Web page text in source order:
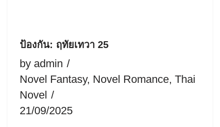
ป้องกัน: ฤทัยเทวา 25
by admin
Novel Fantasy, Novel Romance, Thai
Novel
21/09/2025